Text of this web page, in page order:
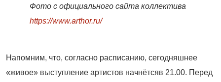
Фото с официального сайта коллектива
https://www.arthor.ru/
Напомним, что, согласно расписанию, сегодняшнее
«живое» выступление артистов начнётсяв 21.00. Перед